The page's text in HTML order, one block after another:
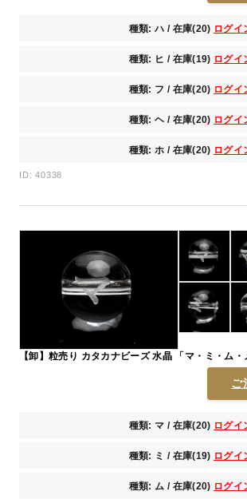
種類: ハ / 在庫(20) ログイ
種類: ヒ / 在庫(19) ログイ
種類: フ / 在庫(20) ログイ
種類: ヘ / 在庫(20) ログイ
種類: ホ / 在庫(20) ログイ
ID: 40338
【卸】粒売り カタカナビーズ 水晶 「マ・ミ・ム
ご
種類: マ / 在庫(20) ログイ
種類: ミ / 在庫(19) ログイ
種類: ム / 在庫(20) ログイ